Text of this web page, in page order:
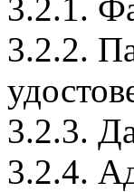
3.2.1.
3.2.2.
3.2.3.
3.2.4.